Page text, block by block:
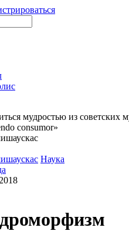
мудростью из советских
consumor»
Наука